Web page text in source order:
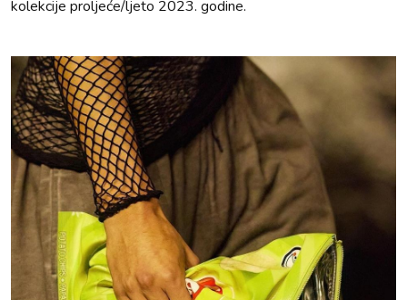
kolekcije proljeće/ljeto 2023. godine.